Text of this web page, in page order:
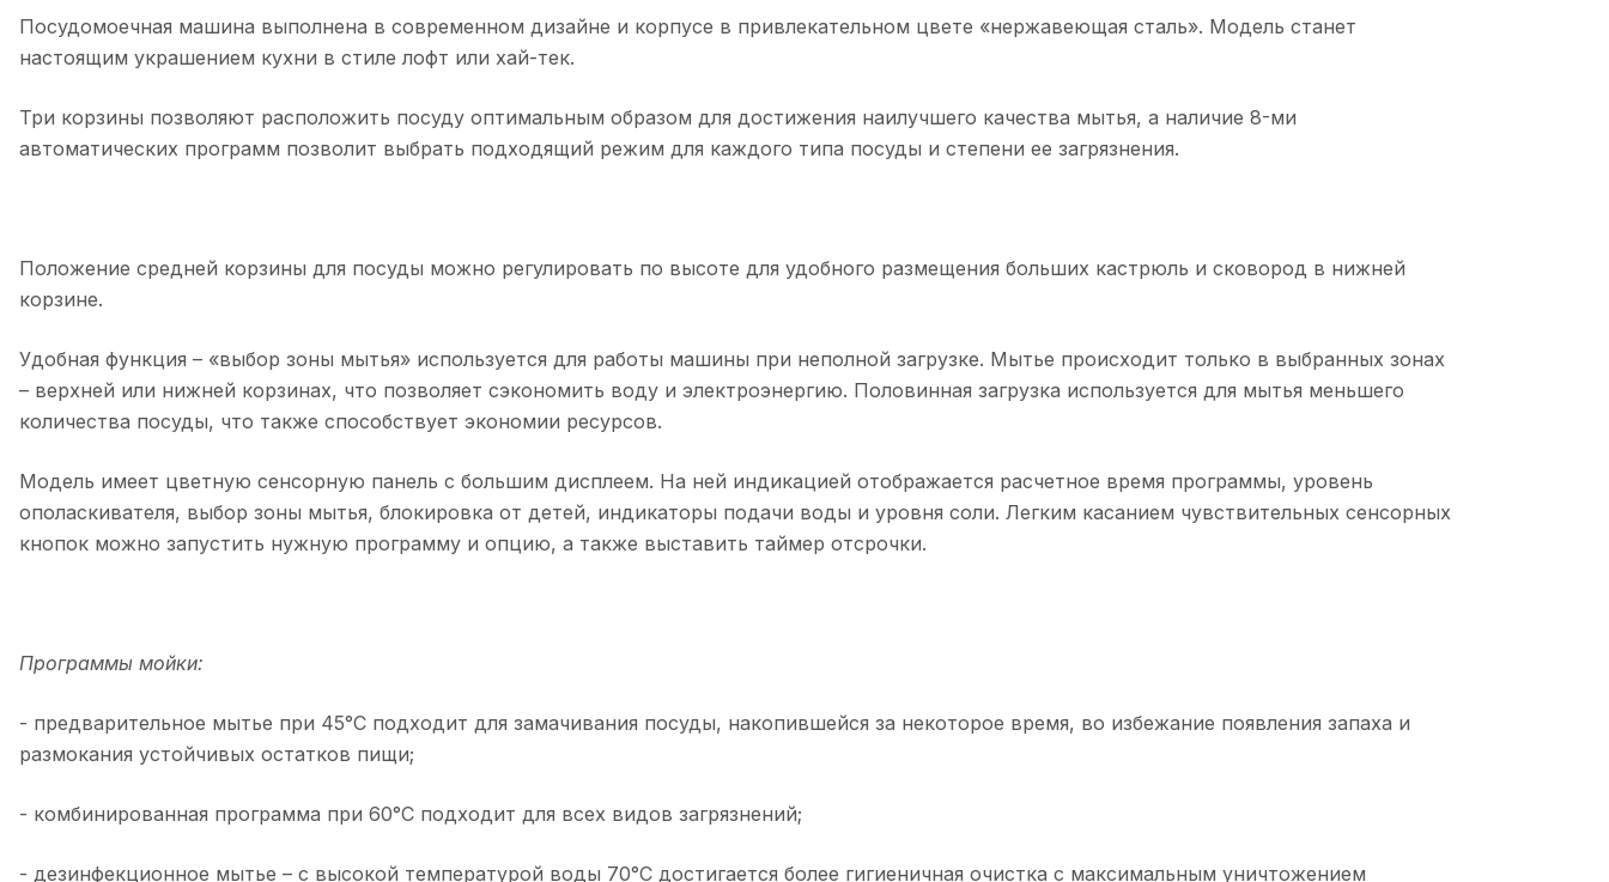
Посудомоечная машина выполнена в современном дизайне и корпусе в привлекательном цвете «нержавеющая сталь». Модель станет
настоящим украшением кухни в стиле лофт или хай-тек.
Три корзины позволяют расположить посуду оптимальным образом для достижения наилучшего качества мытья, а наличие 8-ми
автоматических программ позволит выбрать подходящий режим для каждого типа посуды и степени ее загрязнения.
Положение средней корзины для посуды можно регулировать по высоте для удобного размещения больших кастрюль и сковород в нижней
корзине.
Удобная функция – «выбор зоны мытья» используется для работы машины при неполной загрузке. Мытье происходит только в выбранных зонах
– верхней или нижней корзинах, что позволяет сэкономить воду и электроэнергию. Половинная загрузка используется для мытья меньшего
количества посуды, что также способствует экономии ресурсов.
Модель имеет цветную сенсорную панель с большим дисплеем. На ней индикацией отображается расчетное время программы, уровень
ополаскивателя, выбор зоны мытья, блокировка от детей, индикаторы подачи воды и уровня соли. Легким касанием чувствительных сенсорных
кнопок можно запустить нужную программу и опцию, а также выставить таймер отсрочки.
Программы мойки:
- предварительное мытье при 45°C подходит для замачивания посуды, накопившейся за некоторое время, во избежание появления запаха и
размокания устойчивых остатков пищи;
- комбинированная программа при 60°C подходит для всех видов загрязнений;
- дезинфекционное мытье – с высокой температурой воды 70°C достигается более гигиеничная очистка с максимальным уничтожением